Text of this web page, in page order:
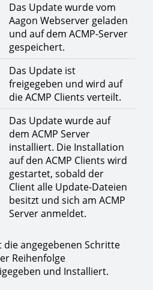
Das Update wurde vom
Aagon Webserver geladen
und auf dem ACMP-Server
gespeichert.
Das Update ist
freigegeben und wird auf
die ACMP Clients verteilt.
Das Update wurde auf
dem ACMP Server
installiert. Die Installation
auf den ACMP Clients wird
gestartet, sobald der
Client alle Update-Dateien
besitzt und sich am ACMP
Server anmeldet.
angegebenen Schritte
Reihenfolge
und Installiert.